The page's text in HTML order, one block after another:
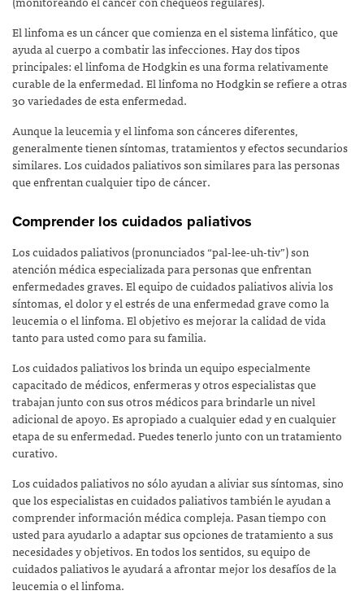
El linfoma es un cáncer que comienza en el sistema linfático, que
ayuda al cuerpo a combatir las infecciones. Hay dos tipos
principales: el linfoma de Hodgkin es una forma relativamente
curable de la enfermedad. El linfoma no Hodgkin se refiere a otras
30 variedades de esta enfermedad.
Aunque la leucemia y el linfoma son cánceres diferentes,
generalmente tienen síntomas, tratamientos y efectos secundarios
similares. Los cuidados paliativos son similares para las personas
que enfrentan cualquier tipo de cáncer.
Comprender los cuidados paliativos
Los cuidados paliativos (pronunciados “pal-lee-uh-tiv”) son
atención médica especializada para personas que enfrentan
enfermedades graves. El equipo de cuidados paliativos alivia los
síntomas, el dolor y el estrés de una enfermedad grave como la
leucemia o el linfoma. El objetivo es mejorar la calidad de vida
tanto para usted como para su familia.
Los cuidados paliativos los brinda un equipo especialmente
capacitado de médicos, enfermeras y otros especialistas que
trabajan junto con sus otros médicos para brindarle un nivel
adicional de apoyo. Es apropiado a cualquier edad y en cualquier
etapa de su enfermedad. Puedes tenerlo junto con un tratamiento
curativo.
Los cuidados paliativos no sólo ayudan a aliviar sus síntomas, sino
que los especialistas en cuidados paliativos también le ayudan a
comprender información médica compleja. Pasan tiempo con
usted para ayudarlo a adaptar sus opciones de tratamiento a sus
necesidades y objetivos. En todos los sentidos, su equipo de
cuidados paliativos le ayudará a afrontar mejor los desafíos de la
leucemia o el linfoma.